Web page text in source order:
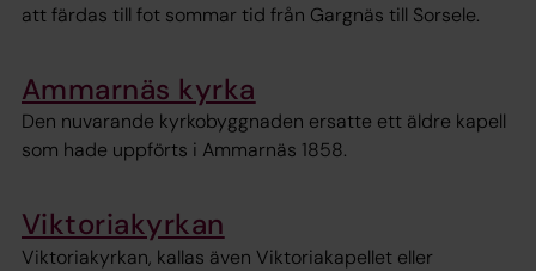
att färdas till fot sommar tid från Gargnäs till Sorsele.
Ammarnäs kyrka
Den nuvarande kyrkobyggnaden ersatte ett äldre kapell
som hade uppförts i Ammarnäs 1858.
Viktoriakyrkan
Viktoriakyrkan, kallas även Viktoriakapellet eller